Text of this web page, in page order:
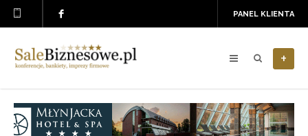
PANEL KLIENTA
+